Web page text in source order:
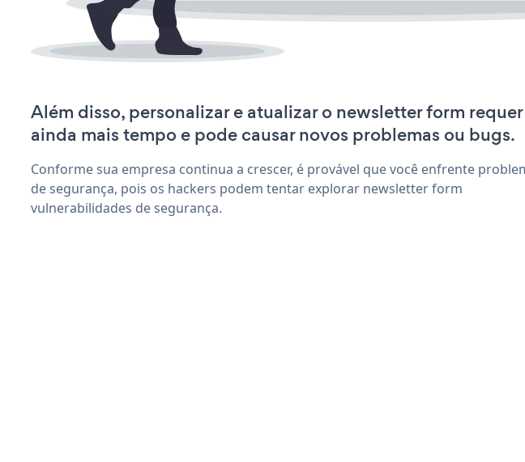
Além disso, personalizar e atualizar o newsletter form requer
ainda mais tempo e pode causar novos problemas ou bugs.
Conforme sua empresa continua a crescer, é provável que você enfrente
de segurança, pois os hackers podem tentar explorar newsletter form
vulnerabilidades de segurança.